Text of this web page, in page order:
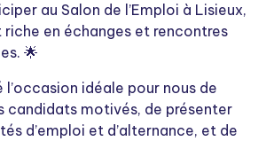
au Salon de l’Emploi à Lisieux,
riche en échanges et rencontres
🌟
l’occasion idéale pour nous de
candidats motivés, de présenter
d’emploi et d’alternance, et de